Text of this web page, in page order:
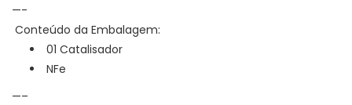
—-
Conteúdo da Embalagem:
01 Catalisador
NFe
—–